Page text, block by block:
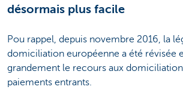
désormais plus facile
Pou rappel, depuis novembre 2016, la
domiciliation européenne a été révisée
grandement le recours aux
paiements entrants.